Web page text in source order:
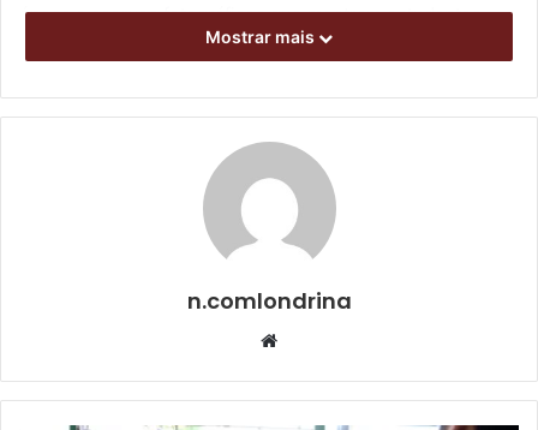
época e acervos fotográficos que mostram estudantes,
escolas e professores de diferentes épocas. Com todos
A sede do museu foi construída com madeira oriunda de
duas antigas escolas rurais de Londrina e relembra suas
estruturas – a “Urandy Andrade Correa”, que funcionou de
1968 a 1995, do distrito de Guaravera
Lobato”, construída em 1949, entre os distritos Espírito
desmanche das escolas a partir de conversas com os
Mostrar mais
n.comlondrina
Website